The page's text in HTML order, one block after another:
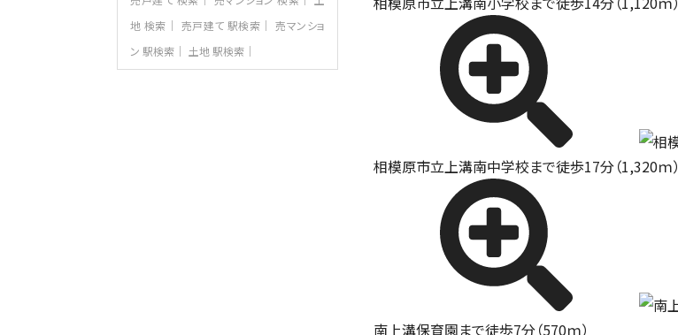
る広さ…
第8位
4,190万円
4ＬＤＫ
地 検索
売戸建て 駅検索
売マンショ
ン 駅検索
土地 駅検索
相模原市立上溝南中学校まで徒歩17分（1,320ｍ）
南上溝保育園まで徒歩7分（570ｍ）